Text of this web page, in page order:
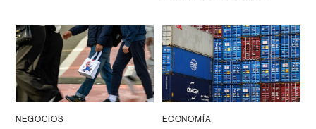
NEGOCIOS ECONOMÍA